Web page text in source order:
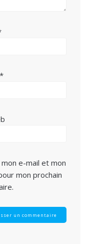
*
e-mail et mon
mon prochain